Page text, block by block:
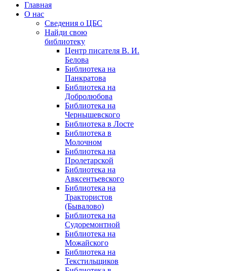
Главная
О нас
Сведения о ЦБС
Найди свою
библиотеку
Центр писателя В. И.
Белова
Библиотека на
Панкратова
Библиотека на
Добролюбова
Библиотека на
Чернышевского
Библиотека в Лосте
Библиотека в
Молочном
Библиотека на
Пролетарской
Библиотека на
Авксентьевского
Библиотека на
Трактористов
(Бывалово)
Библиотека на
Судоремонтной
Библиотека на
Можайского
Библиотека на
Текстильщиков